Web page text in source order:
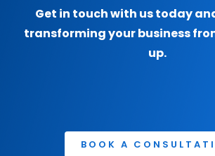
Get in touch with us today
transforming your business
up.
BOOK A